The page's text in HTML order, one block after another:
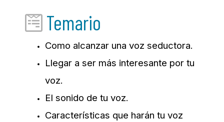
Temario
Como alcanzar una voz seductora.
Llegar a ser más interesante por tu
voz.
El sonido de tu voz.
Características que harán tu voz